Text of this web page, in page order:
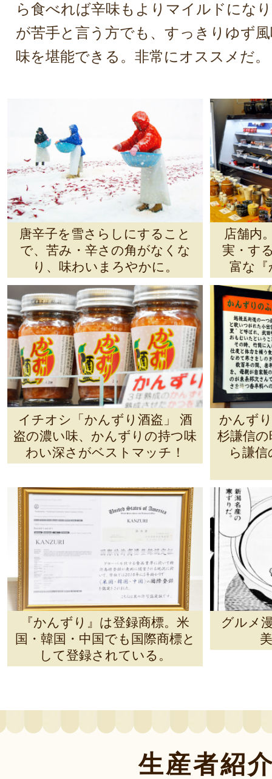
ら食べれば辛味もよりマイルドにな
が苦手と言う方でも、すっきりゆず
味を堪能できる。非常にオススメだ。
唐辛子を雪さらしにすること
で、苦み・辛さの角がなくな
り、味わいまろやかに。
店舗内
実・す
富な『
イチオシ「かんずり酒盗」 酒
盗の濃い味、かんずりの持つ味
わい深さがベストマッチ！
かんず
杉謙信
ら謙
『かんずり』は登録商標。米
国・韓国・中国でも国際商標と
して登録されている。
グルメ
生産者紹